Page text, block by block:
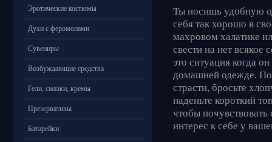
Эротические костюмы
Духи с феромонами
Сувениры
Возбуждающие средства
Гели, смазки, кремы
Презервативы
Батарейки
Ты носишь удобную
себя так хорошо в
махровом халатике
свести на нет всякое
это ситуация когда
домашней одежде.
страсти, бросьте
наденьте короткий
чтобы почувствовать
интерес к себе у